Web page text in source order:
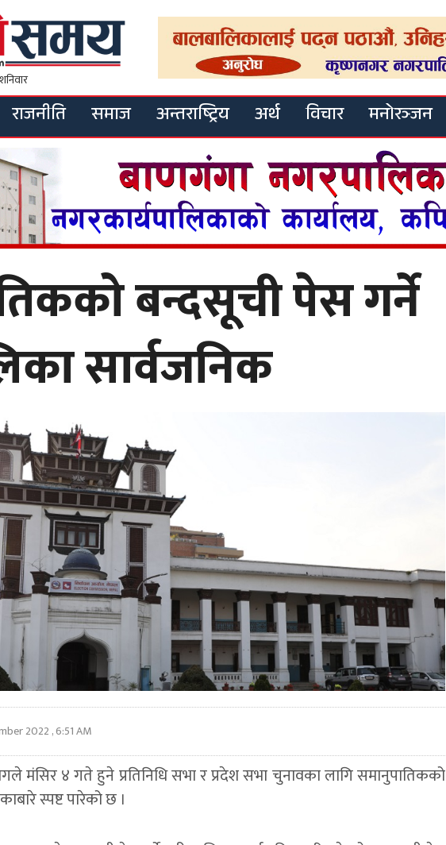
राजनीति समाज अन्तराष्ट्रिय अर्थ विचार मनोरञ्जन
बन्दसूची पेस गर्ने
सार्वजनिक
2022 , 6:51 AM
मंसिर ४ गते हुने प्रतिनिधि सभा र प्रदेश सभा चुनावका लागि समानुपातिकको
स्पष्ट पारेको छ ।